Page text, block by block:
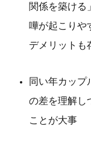
関係を築ける
嘩が起こりや
デメリットも
同い年カップ
の差を理解し
ことが大事